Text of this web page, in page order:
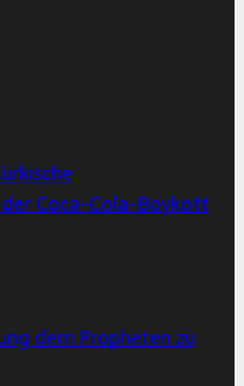
Coca-Cola-Boykott
dem Propheten zu